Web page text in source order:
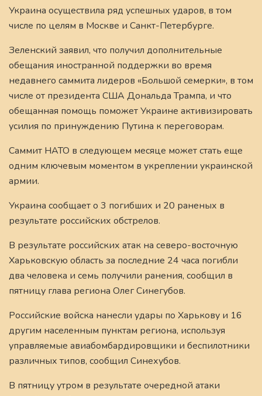
Украина осуществила ряд успешных ударов, в том
числе по целям в Москве и Санкт-Петербурге.
Зеленский заявил, что получил дополнительные
обещания иностранной поддержки во время
недавнего саммита лидеров «Большой семерки», в том
числе от президента США Дональда Трампа, и что
обещанная помощь поможет Украине активизировать
усилия по принуждению Путина к переговорам.
Саммит НАТО в следующем месяце может стать еще
одним ключевым моментом в укреплении украинской
армии.
Украина сообщает о 3 погибших и 20 раненых в
результате российских обстрелов.
В результате российских атак на северо-восточную
Харьковскую область за последние 24 часа погибли
два человека и семь получили ранения, сообщил в
пятницу глава региона Олег Синегубов.
Российские войска нанесли удары по Харькову и 16
другим населенным пунктам региона, используя
управляемые авиабомбардировщики и беспилотники
различных типов, сообщил Синехубов.
В пятницу утром в результате очередной атаки